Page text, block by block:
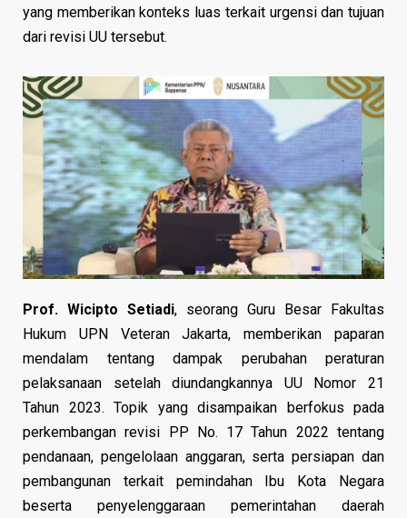
yang memberikan konteks luas terkait urgensi dan tujuan
dari revisi UU tersebut.
Prof. Wicipto Setiadi, seorang Guru Besar Fakultas
Hukum UPN Veteran Jakarta, memberikan paparan
mendalam tentang dampak perubahan peraturan
pelaksanaan setelah diundangkannya UU Nomor 21
Tahun 2023. Topik yang disampaikan berfokus pada
perkembangan revisi PP No. 17 Tahun 2022 tentang
pendanaan, pengelolaan anggaran, serta persiapan dan
pembangunan terkait pemindahan Ibu Kota Negara
beserta penyelenggaraan pemerintahan daerah